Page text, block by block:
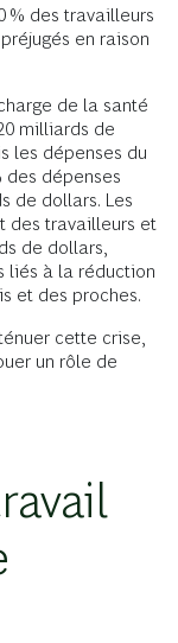
% des travailleurs
en raison
de la santé
milliards de
les dépenses du
des dépenses
de dollars. Les
des travailleurs et
de dollars,
liés à la réduction
et des proches.
cette crise,
un rôle de